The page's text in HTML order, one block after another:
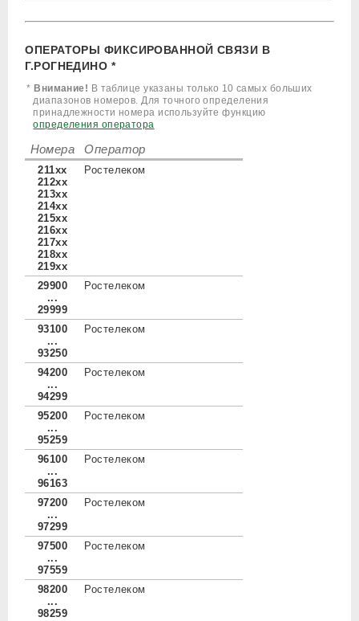
ОПЕРАТОРЫ ФИКСИРОВАННОЙ СВЯЗИ В
Г.РОГНЕДИНО *
* Внимание! В таблице указаны только 10 самых больших
диапазонов номеров. Для точного определения
принадлежности номера используйте функцию
определения оператора
Номера Оператор
211xx
212xx
213xx
214xx
215xx
216xx
217xx
218xx
219xx
Ростелеком
29900
...
29999
Ростелеком
93100
...
93250
Ростелеком
94200
...
94299
Ростелеком
95200
...
95259
Ростелеком
96100
...
96163
Ростелеком
97200
...
97299
Ростелеком
97500
...
97559
Ростелеком
98200
...
98259
Ростелеком